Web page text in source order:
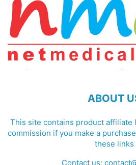
ABOUT
This site contains product affiliate
commission if you make a
these links
Contact us: